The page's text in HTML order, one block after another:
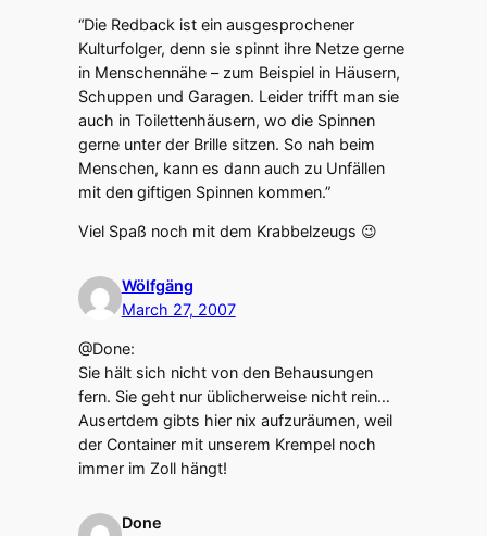
“Die Redback ist ein ausgesprochener
Kulturfolger, denn sie spinnt ihre Netze gerne
in Menschennähe – zum Beispiel in Häusern,
Schuppen und Garagen. Leider trifft man sie
auch in Toilettenhäusern, wo die Spinnen
gerne unter der Brille sitzen. So nah beim
Menschen, kann es dann auch zu Unfällen
mit den giftigen Spinnen kommen.”
Viel Spaß noch mit dem Krabbelzeugs 😉
Wölfgäng
March 27, 2007
@Done:
Sie hält sich nicht von den Behausungen
fern. Sie geht nur üblicherweise nicht rein…
Ausertdem gibts hier nix aufzuräumen, weil
der Container mit unserem Krempel noch
immer im Zoll hängt!
Done